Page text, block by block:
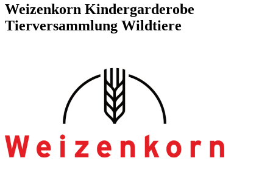
Weizenkorn Kindergarderobe
Tierversammlung Wildtiere